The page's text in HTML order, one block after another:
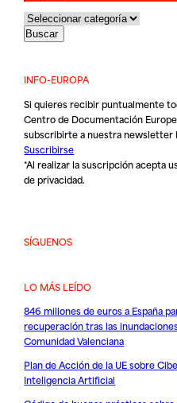
INFO-EUROPA
Si quieres recibir puntualmente
Centro de Documentación
subscribirte a nuestra newsletter
Suscribirse
*Al realizar la suscripción acepta
de privacidad.
SÍGUENOS
LO MÁS LEÍDO
846 millones de euros a España
recuperación tras las
Comunidad Valenciana
Plan de Acción de la UE sobre
Inteligencia Artificial